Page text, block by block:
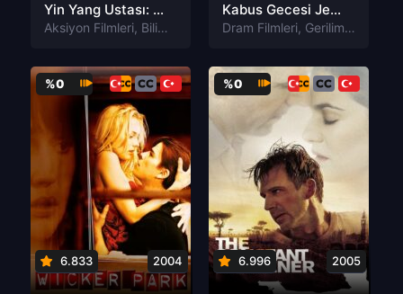
Yin Yang Ustası: Ölümsüzlük Rüyası izle
Aksiyon Filmleri, Bilim-Kurgu Filmleri ,Dram Filmleri,Fantastik
Kabus Gecesi Jeepers Creepers izle
Dram Filmleri, Gerilim Filmleri
%0
6.833 2004
%0
6.996 2005